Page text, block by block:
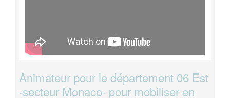
Animateur pour le département 06 Est
-secteur Monaco- pour mobiliser en